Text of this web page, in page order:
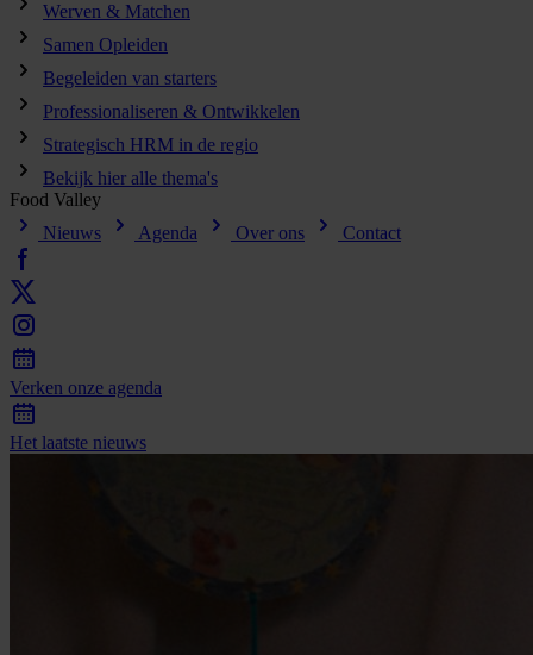
Werven & Matchen
Samen Opleiden
Begeleiden van starters
Professionaliseren & Ontwikkelen
Strategisch HRM in de regio
Bekijk hier alle thema's
Food Valley
Nieuws
Agenda Over ons Contact
Verken onze agenda
Het laatste nieuws